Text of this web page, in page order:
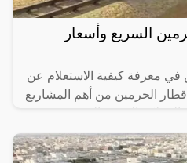
السريع وأسعار
معرفة كيفية الاستعلام عن
الحرمين من أهم المشاريع